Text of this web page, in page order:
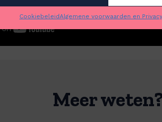
CookiebeleidAlgemene voorwaarden en
Meer